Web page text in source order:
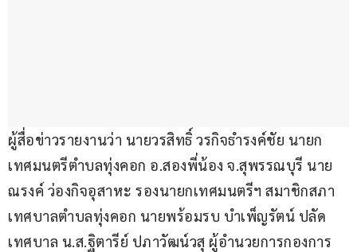
ผู้สื่อข่าวรายงานว่า นายวรสิทธิ์ วรกิจธำรงค์ชัย นายก
เทศมนตรีตำบลทุ่งคอก อ.สองพี่น้อง จ.สุพรรณบุรี นาย
ณรงค์ ว่องกิจอุสาหะ รองนายกเทศมนตรีฯ สมาชิกสภา
เทศบาลตำบลทุ่งคอก นายพร้อมรบ บำเพ็ญรัตน์ ปลัด
เทศบาล น.ส.ฐิตารีย์ ปภาวัฒน์วสุ ผู้อำนวยการกองการ